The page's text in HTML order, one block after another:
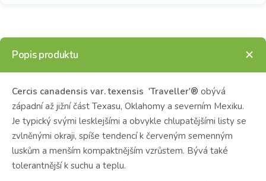
Popis produktu
Cercis canadensis var. texensis 'Traveller'® obývá
západní až jižní část Texasu, Oklahomy a severním Mexiku.
Je typický svými lesklejšími a obvykle chlupatějšími listy se
zvlněnými okraji, spíše tendencí k červeným semenným
luskům a menším kompaktnějším vzrůstem. Bývá také
tolerantnější k suchu a teplu.